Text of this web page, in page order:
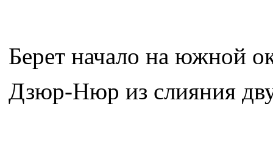
Берет начало на южной
Дзюр-Нюр из слияния